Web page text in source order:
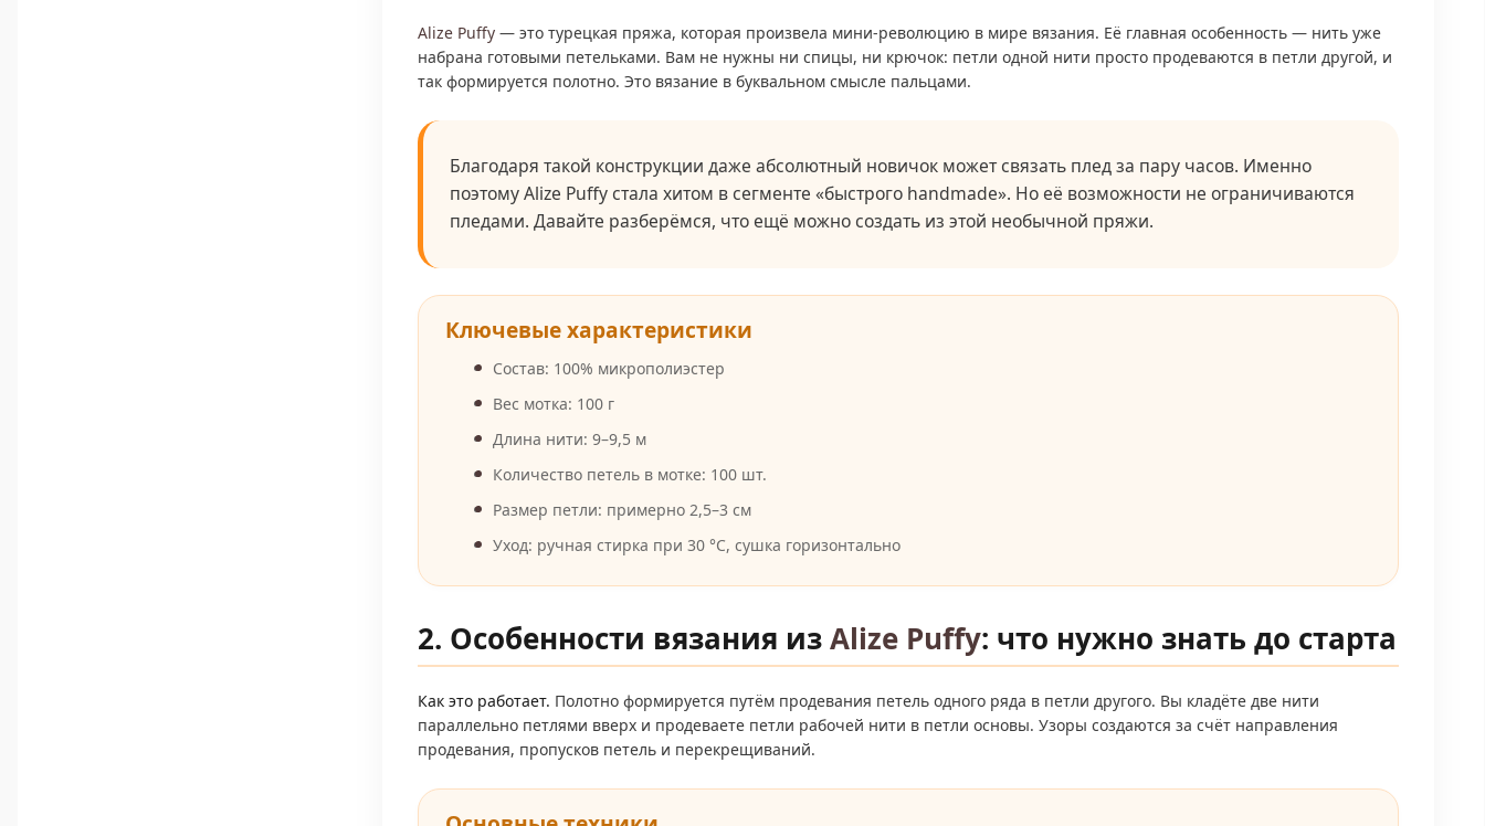
Alize Puffy — это турецкая пряжа, которая произвела мини-революцию в мире вязания. Её главная особенность — нить уже
набрана готовыми петельками. Вам не нужны ни спицы, ни крючок: петли одной нити просто продеваются в петли другой, и
так формируется полотно. Это вязание в буквальном смысле пальцами.
Благодаря такой конструкции даже абсолютный новичок может связать плед за пару часов. Именно
поэтому Alize Puffy стала хитом в сегменте «быстрого handmade». Но её возможности не ограничиваются
пледами. Давайте разберёмся, что ещё можно создать из этой необычной пряжи.
Ключевые характеристики
Состав: 100% микрополиэстер
Вес мотка: 100 г
Длина нити: 9–9,5 м
Количество петель в мотке: 100 шт.
Размер петли: примерно 2,5–3 см
Уход: ручная стирка при 30 °C, сушка горизонтально
2. Особенности вязания изAlize Puffy: что нужно знать до старта
Как это работает. Полотно формируется путём продевания петель одного ряда в петли другого. Вы кладёте две нити
параллельно петлями вверх и продеваете петли рабочей нити в петли основы. Узоры создаются за счёт направления
продевания, пропусков петель и перекрещиваний.